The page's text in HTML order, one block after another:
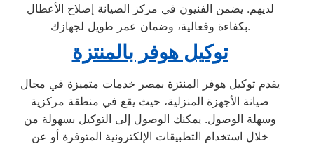
لديهم. يضمن الفنيون في مركز الصيانة إصلاح الأعطال
بكفاءة وفعالية، وضمان عمر طويل لجهازك.
توكيل هوفر بالمنتزة
يقدم توكيل هوفر المنتزة بمصر خدمات متميزة في مجال
صيانة الأجهزة المنزلية، حيث يقع في منطقة مركزية
وسهلة الوصول. يمكنك الوصول إلى التوكيل بسهولة من
خلال استخدام التطبيقات الإلكترونية المتوفرة أو عن